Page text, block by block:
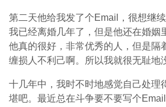
第二天他给我发了个Email，很想继
我已经离婚几年了，但是他还在婚姻
他真的很好，非常优秀的人，但是隔
缠损人不利己啊。所以我就很无耻地
十几年中，我时不时地感觉自己处理
堪吧。最近总在斗争要不要写个